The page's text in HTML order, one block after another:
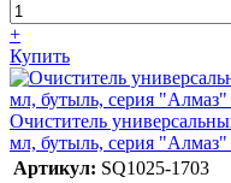
+
Купить
Очиститель
мл, бутыль, серия
Артикул: SQ1025-1703